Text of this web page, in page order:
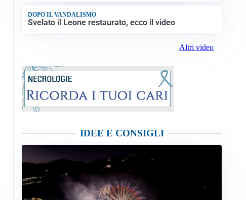
DOPO IL VANDALISMO
Svelato il Leone restaurato, ecco il video
Altri video
IDEE E CONSIGLI